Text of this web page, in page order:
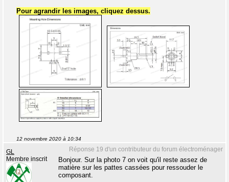
Pour agrandir les images, cliquez dessus.
12 novembre 2020 à 10:34
Réponse 19 d'un contributeur du forum électroménager
GL
Membre inscrit
Bonjour. Sur la photo 7 on voit qu'il reste assez de
matière sur les pattes cassées pour ressouder le
composant.